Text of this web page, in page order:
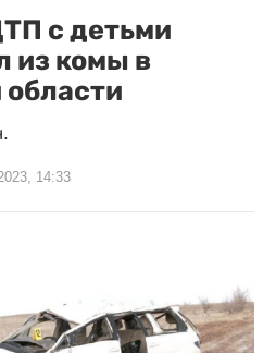
с детьми
из комы в
14:33